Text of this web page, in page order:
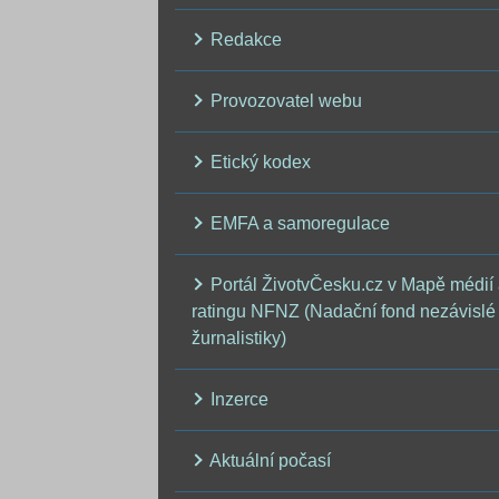
Redakce
Provozovatel webu
Etický kodex
EMFA a samoregulace
Portál ŽivotvČesku.cz v Mapě médií
ratingu NFNZ (Nadační fond nezávislé
žurnalistiky)
Inzerce
Aktuální počasí